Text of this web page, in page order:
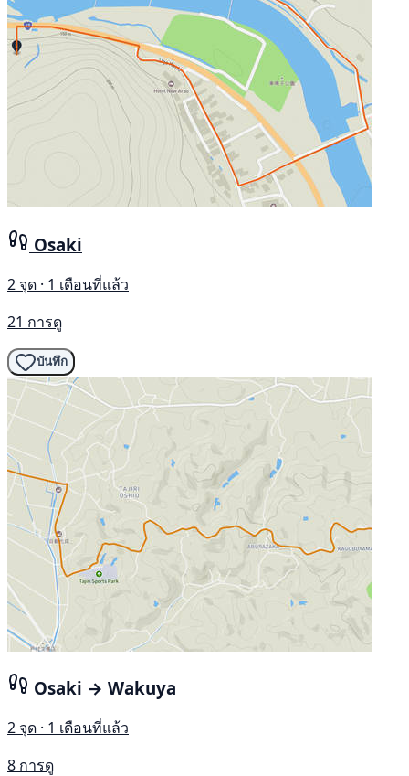
Osaki
2 จุด · 1 เดือนที่แล้ว
21 การดู
บันทึก
Osaki → Wakuya
2 จุด · 1 เดือนที่แล้ว
8 การดู